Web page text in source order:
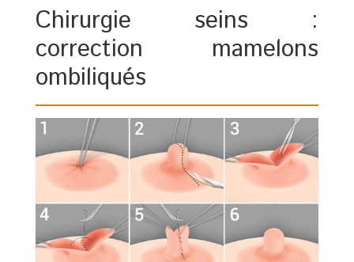
Chirurgie seins :
correction mamelons
ombiliqués